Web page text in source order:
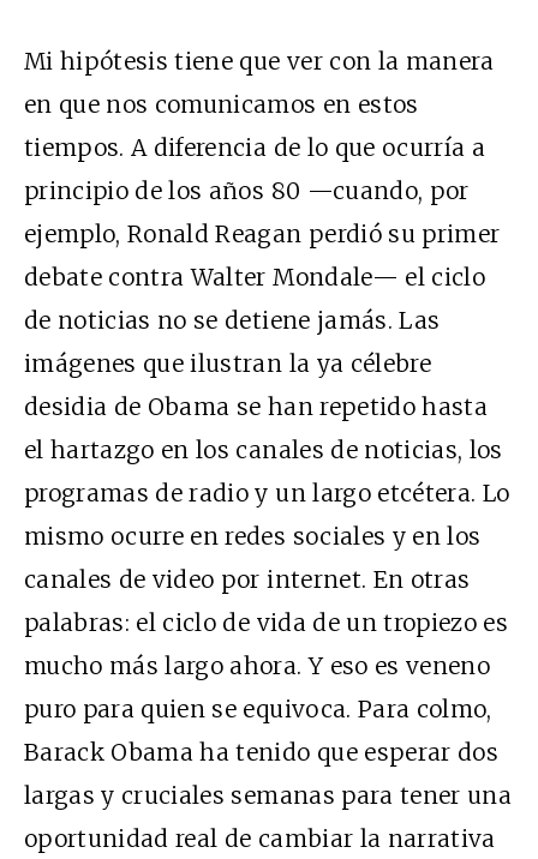
Mi hipótesis tiene que ver con la manera
en que nos comunicamos en estos
tiempos. A diferencia de lo que ocurría a
principio de los años 80 —cuando, por
ejemplo, Ronald Reagan perdió su primer
debate contra Walter Mondale— el ciclo
de noticias no se detiene jamás. Las
imágenes que ilustran la ya célebre
desidia de Obama se han repetido hasta
el hartazgo en los canales de noticias, los
programas de radio y un largo etcétera. Lo
mismo ocurre en redes sociales y en los
canales de video por internet. En otras
palabras: el ciclo de vida de un tropiezo es
mucho más largo ahora. Y eso es veneno
puro para quien se equivoca. Para colmo,
Barack Obama ha tenido que esperar dos
largas y cruciales semanas para tener una
oportunidad real de cambiar la narrativa